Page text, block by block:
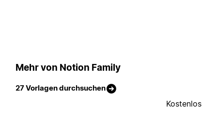
Mehr von Notion Family
27 Vorlagen durchsuchen
Kostenlos